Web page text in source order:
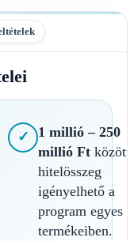
✓
1 millió – 250
millió Ft közötti
hitelösszeg
igényelhető a
program egyes
termékeiben.